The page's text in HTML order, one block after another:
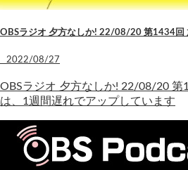
OBSラジオ 夕方なしか! 22/08/20 第1434回
2022/08/27
OBSラジオ 夕方なしか! 22/08/20 第
は、1週間遅れでアップしています